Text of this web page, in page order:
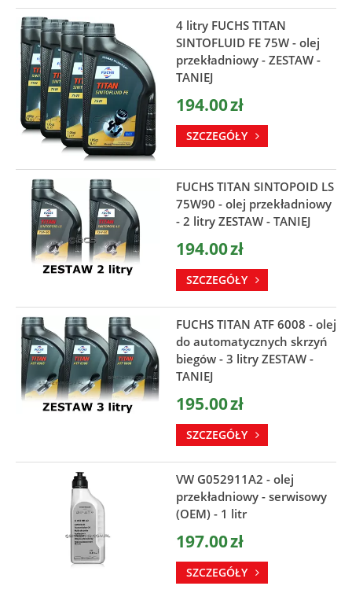
4 litry FUCHS TITAN
SINTOFLUID FE 75W - olej
przekładniowy - ZESTAW -
TANIEJ
194.00zł
SZCZEGÓŁY
FUCHS TITAN SINTOPOID LS
75W90 - olej przekładniowy
- 2 litry ZESTAW - TANIEJ
194.00zł
SZCZEGÓŁY
FUCHS TITAN ATF 6008 - olej
do automatycznych skrzyń
biegów - 3 litry ZESTAW -
TANIEJ
195.00zł
SZCZEGÓŁY
VW G052911A2 - olej
przekładniowy - serwisowy
(OEM) - 1 litr
197.00zł
SZCZEGÓŁY